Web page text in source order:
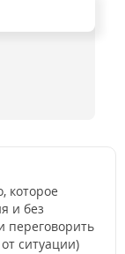
которое
и без
переговорить
ситуации)